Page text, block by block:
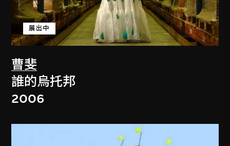
曹斐
展出中
誰的烏托邦
2006